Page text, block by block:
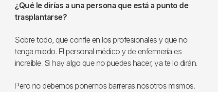
¿Qué le dirías a una persona que está a punto de
trasplantarse?
Sobre todo, que confíe en los profesionales y que no
tenga miedo. El personal médico y de enfermería es
increíble. Si hay algo que no puedes hacer, ya te lo dirán.
Pero no debemos ponernos barreras nosotros mismos.